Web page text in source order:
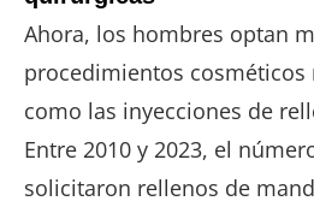
Ahora, los hombres optan
procedimientos
como las inyecciones de
Entre 2010 y 2023, el
solicitaron rellenos de